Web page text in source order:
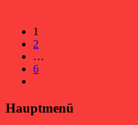
1
2
…
6
Hauptmenü